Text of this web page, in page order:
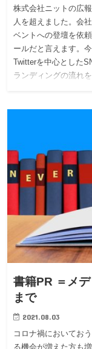
株式会社ニットの広
人を超えました。会
ベントへの登壇を依
ールだと言えます。
Twitterを中心とした
ランディングの流れ
書籍PR ＝メ
まで
2021.08.03
コロナ禍においてお
る機会が増えた方も